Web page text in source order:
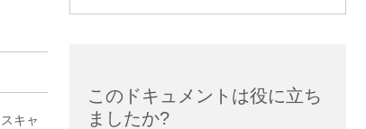
キャ
このドキュメントは役に立ち
ましたか?